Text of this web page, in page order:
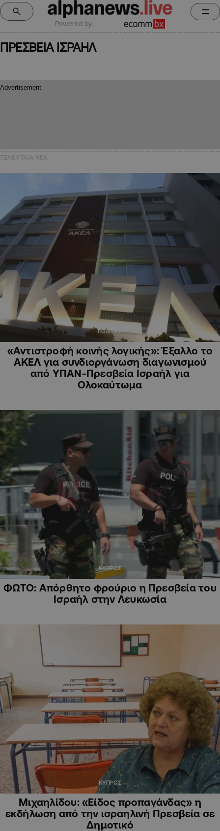
Powered by:
ΠΡΕΣΒΕΙΑ ΙΣΡΑΗΛ
ΠΟΛΙΤΙΚΗ
«Αντιστροφή κοινής λογικής»: Έξαλλο το
ΑΚΕΛ για συνδιοργάνωση διαγωνισμού
από ΥΠΑΝ-Πρεσβεία Ισραήλ για
Ολοκαύτωμα
ΚΥΠΡΟΣ
ΦΩΤΟ: Απόρθητο φρούριο η Πρεσβεία του
Ισραήλ στην Λευκωσία
ΚΥΠΡΟΣ
Μιχαηλίδου: «Είδος προπαγάνδας» η
εκδήλωση από την ισραηλινή Πρεσβεία σε
Δημοτικό